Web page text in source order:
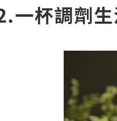
一杯調劑